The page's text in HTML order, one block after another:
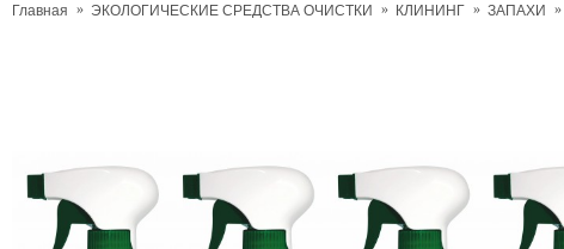
Главная ЭКОЛОГИЧЕСКИЕ СРЕДСТВА ОЧИСТКИ КЛИНИНГ ЗАПАХИ